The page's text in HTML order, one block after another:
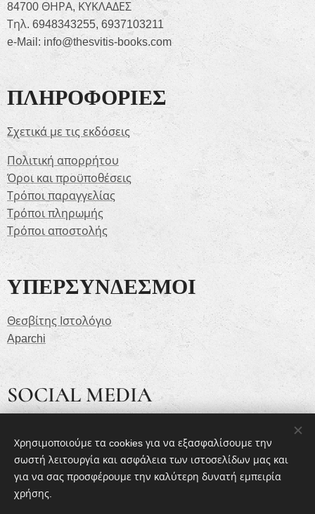
84700 ΘΗΡΑ, ΚΥΚΛΑΔΕΣ
Τηλ. 6948343255, 6937103211
e-Mail: info@thesvitis-books.com
ΠΛΗΡΟΦΟΡΙΕΣ
Σχετικά με τις εκδόσεις
Πολιτική απορρήτου
Όροι και προϋποθέσεις
Τρόποι παραγγελίας
Τρόποι πληρωμής
Τρόποι αποστολής
ΥΠΕΡΣΥΝΔΕΣΜΟΙ
Θεσβίτης Ιστολόγιο
Aparchi
SOCIAL MEDIA
YouTube
LinkedIn
Χρησιμοποιούμε τα cookies για να εξασφαλίσουμε την
σωστή λειτουργία και ασφάλεια των ιστοσελίδων μας και
για να σας προσφέρουμε την καλύτερη δυνατή εμπειρία
χρήσης.